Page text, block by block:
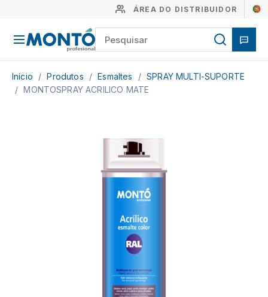
ÁREA DO DISTRIBUIDOR
Início / Produtos / Esmaltes / SPRAY MULTI-SUPORTE
/ MONTOSPRAY ACRILICO MATE